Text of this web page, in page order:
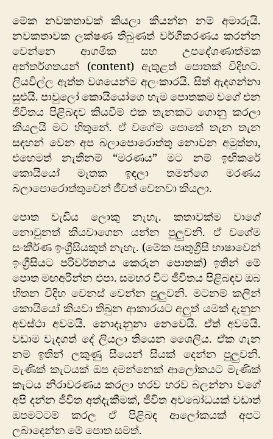
මේක නවකතාවක් කියලා කියන්න නම් අමාරුයි.
නවකතාවක ලක්ෂණ තිබුණත් වර්ගීකරණය කරන්න
වෙන්නෙ ආගමික සහ උපදේශණාත්මක
අන්තර්ගතයන් (content) ඇතුළත් පොතක් විදිහට.
ලියවිල්ල ඇත්ත වශයෙන්ම අලංකාරයි. සිත් ඇදගන්නා
සුළුයි. පාවුලෝ කොයියෝගෙ හැම පොතකම වගේ එන
ජිවිතය පිළිබඳව කියවීම් එක තැනකට ගොනු කරලා
කියලයි මට හිතුනේ. ඒ වගේම පොතේ තැන තැන
සඳහන් වෙන අප බලාපොරොත්තු නොවන අමුත්තා,
එහෙමත් නැතිනම් “මරණය” මට නම් ඉඟිකරේ
කොයියෝ මෑතක ඉඳලා තමන්ගෙ මරණය
බලාපොරොත්තුවෙන් ජීවත් වෙනවා කියලා.
පොත වැඩිය ලොකු නැහැ. කතාවක්ම වාගේ
නොවුනත් කියවාගෙන යන්න පුලුවනි. ඒ වගේම
සංකීර්ණ ඉංග්‍රීසියකුත් නැහැ. (මේක පෘතුග්‍රීසි භාෂාවෙන්
ඉංග්‍රීසියට පරිවර්තනය කෙරුන පොතක්) ඉතින් මේ
පොත මඟඅරින්න එපා. සමහර විට ජීවිතය පිළිබඳව ඔබ
හිතන විදිහ වෙනස් වෙන්න පුලුවනි. මටනම් කලින්
කොයියෝ කියවා තිබුන ආකාරයට අලුත් යමක් දැනුන
අවස්ථා අවමයි. නොදැනුනා නෙවෙයි. ඒත් අවමයි.
වඩාම වැදගත් දේ ලියලා තියෙන ශෛලිය. ඒක ගැන
නම් ඉතින් ලකුණු සීයෙන් සීයක් දෙන්න පුලුවනි.
මැණික් කැටයක් ඔප දමන්නෙක් ආලෝකයට මැණික්
කැටය නිරාවරණය කරලා හරව හරව බලන්නා වගේ
අපි දන්න ජීවිත අත්දැකීමක්, ජීවිත අවබෝධයක් වඩාත්
ඔපමට්ටම් කරල ඒ පිළිබඳ ආලෝකයක් අපට
ලබාදෙන්න මේ පොත සමත්.